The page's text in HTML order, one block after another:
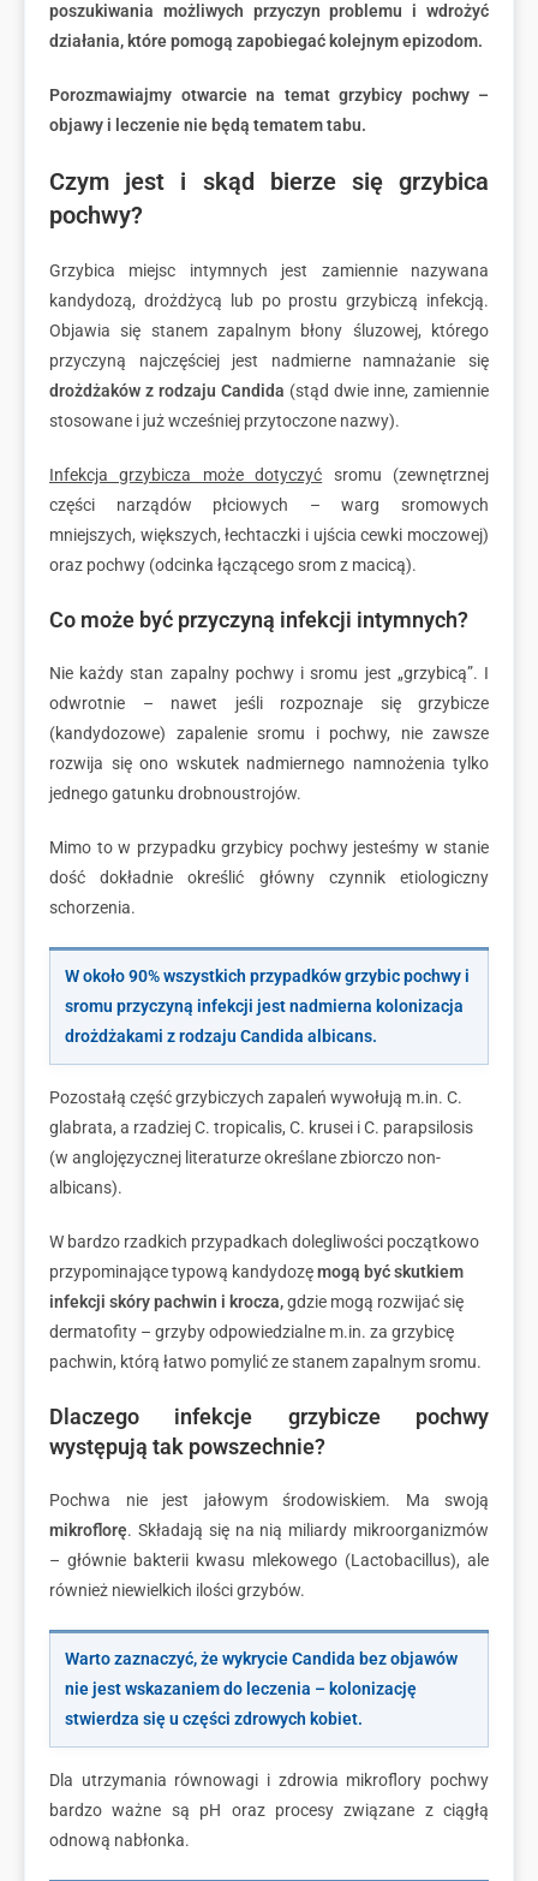
poszukiwania możliwych przyczyn problemu i wdrożyć
działania, które pomogą zapobiegać kolejnym epizodom.
Porozmawiajmy otwarcie na temat grzybicy pochwy –
objawy i leczenie nie będą tematem tabu.
Czym jest i skąd bierze się grzybica
pochwy?
Grzybica miejsc intymnych jest zamiennie nazywana
kandydozą, drożdżycą lub po prostu grzybiczą infekcją.
Objawia się stanem zapalnym błony śluzowej, którego
przyczyną najczęściej jest nadmierne namnażanie się
drożdżaków z rodzaju Candida (stąd dwie inne, zamiennie
stosowane i już wcześniej przytoczone nazwy).
Infekcja grzybicza może dotyczyć sromu (zewnętrznej
części narządów płciowych – warg sromowych
mniejszych, większych, łechtaczki i ujścia cewki moczowej)
oraz pochwy (odcinka łączącego srom z macicą).
Co może być przyczyną infekcji intymnych?
Nie każdy stan zapalny pochwy i sromu jest „grzybicą”. I
odwrotnie – nawet jeśli rozpoznaje się grzybicze
(kandydozowe) zapalenie sromu i pochwy, nie zawsze
rozwija się ono wskutek nadmiernego namnożenia tylko
jednego gatunku drobnoustrojów.
Mimo to w przypadku grzybicy pochwy jesteśmy w stanie
dość dokładnie określić główny czynnik etiologiczny
schorzenia.
W około 90% wszystkich przypadków grzybic pochwy i
sromu przyczyną infekcji jest nadmierna kolonizacja
drożdżakami z rodzaju Candida albicans.
Pozostałą część grzybiczych zapaleń wywołują m.in. C.
glabrata, a rzadziej C. tropicalis, C. krusei i C. parapsilosis
(w anglojęzycznej literaturze określane zbiorczo non-
albicans).
W bardzo rzadkich przypadkach dolegliwości początkowo
przypominające typową kandydozęmogą być skutkiem
infekcji skóry pachwin i krocza,gdzie mogą rozwijać się
dermatofity – grzyby odpowiedzialne m.in. za grzybicę
pachwin, którą łatwo pomylić ze stanem zapalnym sromu.
Dlaczego infekcje grzybicze pochwy
występują tak powszechnie?
Pochwa nie jest jałowym środowiskiem. Ma swoją
mikroflorę. Składają się na nią miliardy mikroorganizmów
– głównie bakterii kwasu mlekowego (Lactobacillus), ale
również niewielkich ilości grzybów.
Warto zaznaczyć, że wykrycie Candida bez objawów
nie jest wskazaniem do leczenia – kolonizację
stwierdza się u części zdrowych kobiet.
Dla utrzymania równowagi i zdrowia mikroflory pochwy
bardzo ważne są pH oraz procesy związane z ciągłą
odnową nabłonka.